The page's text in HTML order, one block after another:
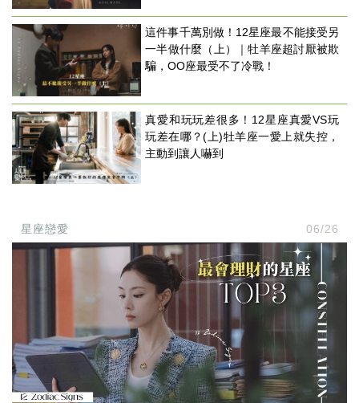
這件事千萬別做！12星座最不能接受另
一半做什麼（上）｜牡羊座超討厭被欺
騙，OO座最受不了冷戰！
真愛和玩玩差很多！12星座真愛VS玩
玩差在哪？(上)牡羊座一愛上就失控，
主動到讓人嚇到
星座戀愛 06/26